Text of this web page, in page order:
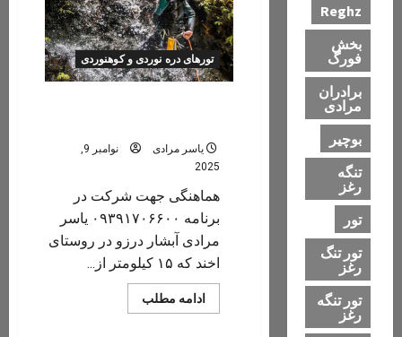
تورهای دره نوردی و کوهنوردی
یاسر مرادی
نوامبر 9,
2025
هماهنگی جهت شرکت در
برنامه ۰۹۳۹۱۷۰۶۶۰۰ یاسر
مرادی آبشار درزو در روستای
اخند که ۱۵ کیلومتر از...
ادامه مطلب
more
Reghz
بخش
فورگ
برادران
مرادی
بوچیر
تنگه
رغز
تور
تور تنگ
رغز
تور تنگه
رغز